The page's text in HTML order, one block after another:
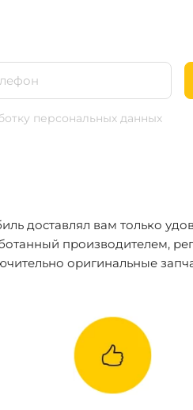
персональных данных
доставлял вам только
производителем,
оригинальные